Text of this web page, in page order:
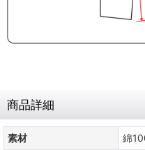
商品詳細
素材 綿